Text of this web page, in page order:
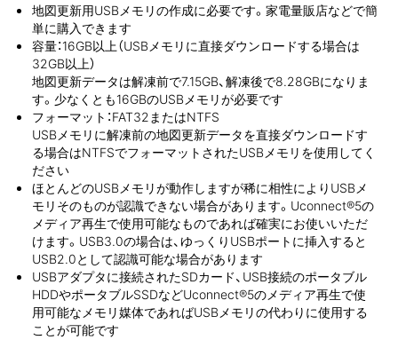
地図更新用USBメモリの作成に必要です。家電量販店などで簡
単に購入できます
容量：16GB以上（USBメモリに直接ダウンロードする場合は
32GB以上）
地図更新データは解凍前で7.15GB、解凍後で8.28GBになりま
す。少なくとも16GBのUSBメモリが必要です
フォーマット：FAT32またはNTFS
USBメモリに解凍前の地図更新データを直接ダウンロードす
る場合はNTFSでフォーマットされたUSBメモリを使用してく
ださい
ほとんどのUSBメモリが動作しますが稀に相性によりUSBメ
モリそのものが認識できない場合があります。Uconnect®5の
メディア再生で使用可能なものであれば確実にお使いいただ
けます。USB3.0の場合は、ゆっくりUSBポートに挿入すると
USB2.0として認識可能な場合があります
USBアダプタに接続されたSDカード、USB接続のポータブル
HDDやポータブルSSDなどUconnect®5のメディア再生で使
用可能なメモリ媒体であればUSBメモリの代わりに使用する
ことが可能です